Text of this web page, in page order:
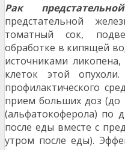
Рак
предстательной
томатный сок,
обработке в кипящей
источниками
клеток этой
профилактического
прием больших доз (до
(альфатокоферола) по
после еды вместе с
утром после еды).